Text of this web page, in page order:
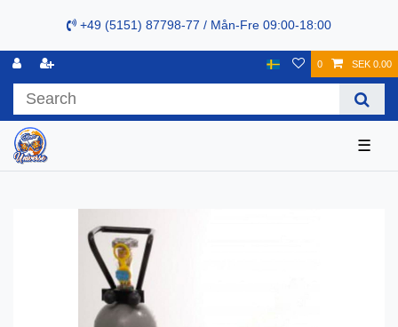
+49 (5151) 87798-77 / Mån-Fre 09:00-18:00
0 SEK 0.00
☰